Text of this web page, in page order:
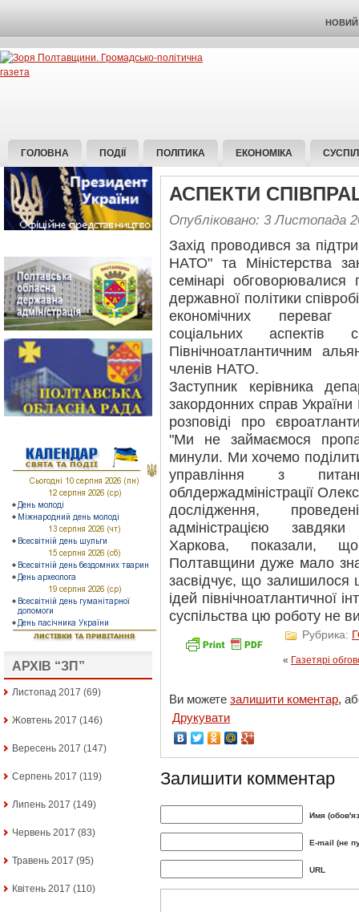
НОВИЙ
ГОЛОВНА ПОДІЇ ПОЛІТИКА ЕКОНОМІКА
АРХІВ “ЗП”
Листопад 2017 (69)
Жовтень 2017 (146)
Вересень 2017 (147)
Серпень 2017 (119)
Липень 2017 (149)
Червень 2017 (83)
Травень 2017 (95)
Квітень 2017 (110)
АСПЕКТИ
Опубліковано: 3 Листопада
Захід проводився за
НАТО" та Міністерства
семінарі обговорювалися
державної політики
економічних переваг
соціальних аспектів
Північноатлантичним
членів НАТО.
Заступник керівника
закордонних справ
розповіді про
"Ми не займаємося
минули. Ми хочемо
управління з
облдержадміністрації
дослідження,
адміністрацією завдяки
Харкова, показали,
Полтавщини дуже мало
засвідчує, що залишилося
ідей північноатлантичної
суспільства цю роботу не
Рубрика:
« Газетярі
Ви можете залишити коментар,
Друкувати
Залишити комментар
Имя
E-mail (не
URL